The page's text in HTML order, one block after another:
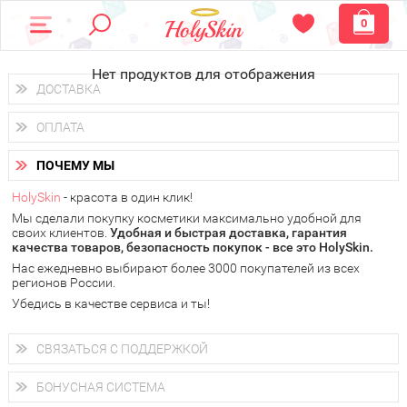
0
Нет продуктов для отображения
ДОСТАВКА
Доставка осуществляетсяпо всем городам России.
Вы можете выбрать доставку курьером, Почтой России или
получить заказ в пунктах выдачи PickPoint или пункте
самовывоза.
В 20 городах России доставка осуществляется ужена
следующий день.
у Вас всегда есть возможность получитьбесплатную
доставку от HolySkin.
подробнее об условиях доставки и оплаты в Вашем городе
ОПЛАТА
Вы можете оплатить свой заказ любым удобным способом:
наличными деньгами (
через интернет-банк (Альфа-банк, Сбербанк) и другими
электронными способами.
ПОЧЕМУ МЫ
HolySkin - красота в один клик!
Мы сделали покупку косметики максимально удобной для
своих клиентов. Удобная и быстрая доставка, гарантия
качества товаров, безопасность покупок - все это HolySkin.
Нас ежедневно выбирают более 3000 покупателей из всех
регионов России.
Убедись в качестве сервиса и ты!
СВЯЗАТЬСЯ С ПОДДЕРЖКОЙ
+7 (800) 707-24-55
Мы будем рады ответить на все Ваши вопросы по работе
магазина, проконсультировать по товарам, рассказать о
БОНУСНАЯ СИСТЕМА